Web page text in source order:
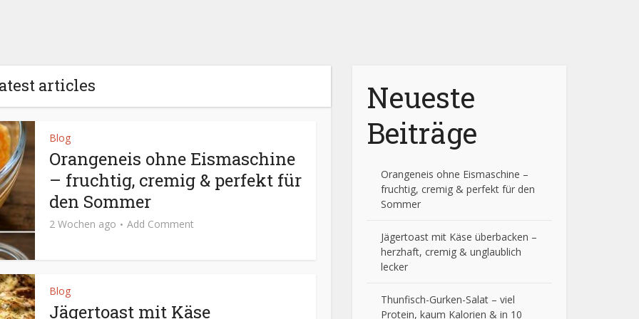
articles
Blog
Orangeneis ohne Eismaschine
– fruchtig, cremig & perfekt für
den Sommer
2 Wochen ago Add Comment
Blog
Jägertoast mit Käse
Neueste
Beiträge
Orangeneis ohne Eismaschine –
fruchtig, cremig & perfekt für den
Sommer
Jägertoast mit Käse überbacken –
herzhaft, cremig & unglaublich
lecker
Thunfisch-Gurken-Salat – viel
Protein, kaum Kalorien & in 10